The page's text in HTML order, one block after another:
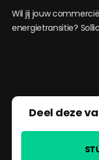
Wil jij jouw
energietransitie?
Deel deze